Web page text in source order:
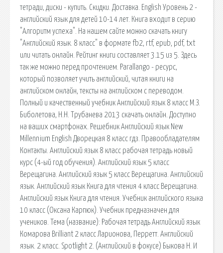
тетради, диски - купить. Скидки. Доставка. English Уровень 2 -
английский язык для детей 10-14 лет. Книга входит в серию
"Алгоритм успеха". На нашем сайте можно скачать книгу
"Английский язык. 8 класс" в формате fb2, rtf, epub, pdf, txt
или читать онлайн. Рейтинг книги составляет 3.15 из 5. Здесь
так же можно перед прочтением. Parallango - ресурс,
который позволяет учить английский, читая книги на
английском онлайн, тексты на английском с переводом.
Полный и качественный учебник Английский язык 8 класс М.З.
Биболетова, Н.Н. Трубанева 2013 скачать онлайн. Доступно
на ваших смартфонах. Решебник Английский язык New
Millennium English Дворецкая 8 класс гдз. Правообладателям
Контакты. Английский язык 8 класс рабочая тетрадь новый
курс (4-ый год обучения). Английский язык 5 класс
Верещагина. Английский язык 5 класс Верещагина. Английский
язык. Английский язык Книга для чтения 4 класс Верещагина.
Английский язык Книга для чтения. Учебник английского языка
10 класс (Оксана Карпюк). Учебник предназначен для
учеников. Тема (название): Рабочая тетрадь Английский язык
Комарова Brilliant 2 класс Ларионова, Перретт. Английский
язык. 2 класс. Spotlight 2. (Английский в фокусе) Быкова Н. И